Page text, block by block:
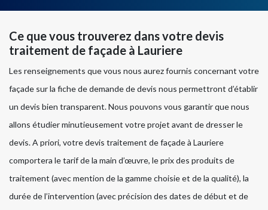
Ce que vous trouverez dans votre devis
traitement de façade à Lauriere
Les renseignements que vous nous aurez fournis concernant votre
façade sur la fiche de demande de devis nous permettront d’établir
un devis bien transparent. Nous pouvons vous garantir que nous
allons étudier minutieusement votre projet avant de dresser le
devis. A priori, votre devis traitement de façade à Lauriere
comportera le tarif de la main d’œuvre, le prix des produits de
traitement (avec mention de la gamme choisie et de la qualité), la
durée de l’intervention (avec précision des dates de début et de